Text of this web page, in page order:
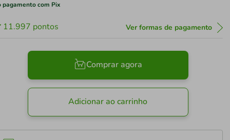
pagamento com Pix
11.997 pontos Ver formas de pagamento
Comprar agora
Adicionar ao carrinho